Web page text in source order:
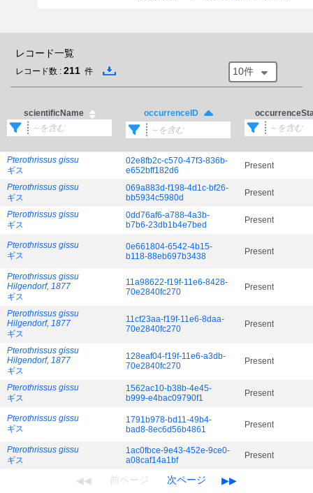
レコード一覧
レコード数 : 211 件 10件
scientificName occurrenceID
Pterothrissus gissu
ギス
02e8fb2c-c570-47f3-836b-
e652bff182d6
Present
Pterothrissus gissu
ギス
069a883d-f198-4d1c-bf26-
bb5934c5980d
Present
Pterothrissus gissu
ギス
0dd76af6-a788-4a3b-
b7b6-23db1b4e7bed
Present
Pterothrissus gissu
ギス
0e661804-6542-4b15-
b118-88eb697b3438
Present
Pterothrissus gissu
Hilgendorf, 1877
ギス
11a98622-f19f-11e6-8428-
70e2840fc270
Present
Pterothrissus gissu
Hilgendorf, 1877
ギス
11cf23aa-f19f-11e6-8daa-
70e2840fc270
Present
Pterothrissus gissu
Hilgendorf, 1877
ギス
128eaf04-f19f-11e6-a3db-
70e2840fc270
Present
Pterothrissus gissu
ギス
1562ac10-b38b-4e45-
b999-e4bac09790f1
Present
Pterothrissus gissu
ギス
1791b978-bd11-49b4-
bad8-8ec6d56b4861
Present
Pterothrissus gissu
ギス
1ac0fbce-9e43-452e-9ce0-
a08caf14a1bf
Present